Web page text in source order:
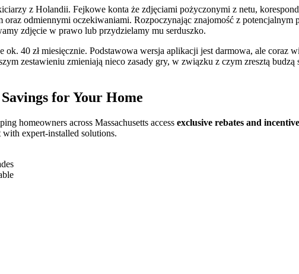
z Holandii. Fejkowe konta że zdjęciami pożyczonymi z netu,
oraz odmiennymi oczekiwaniami. Rozpoczynając znajomość z
zdjęcie w prawo lub przydzielamy mu serduszko.
ok. 40 zł miesięcznie. Podstawowa wersja aplikacji jest darmowa, ale
zestawieniu zmieniają nieco zasady gry, w związku z czym zresztą
for Your Home
homeowners across Massachusetts access exclusive rebates and
expert-installed solutions.